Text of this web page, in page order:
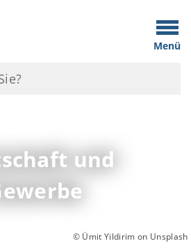
Menü
und
© Ümit Yildirim on Unsplash